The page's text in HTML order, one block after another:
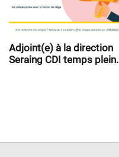
Adjoint(e) à la direction
Seraing CDI temps plein.